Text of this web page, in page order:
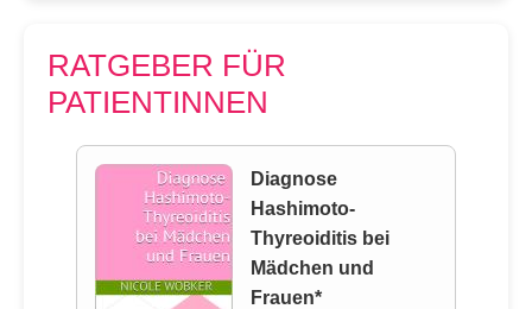
RATGEBER FÜR
PATIENTINNEN
Diagnose
Hashimoto-
Thyreoiditis bei
Mädchen und
Frauen*